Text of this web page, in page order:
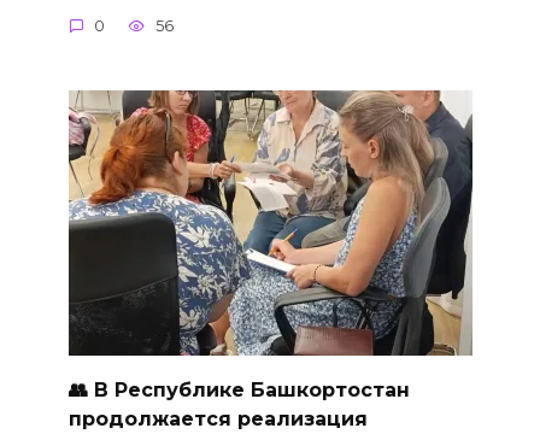
0 56
👥 В Республике Башкортостан
продолжается реализация